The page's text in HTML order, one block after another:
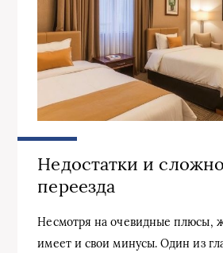
Недостатки и
переезда
Несмотря на очевидные плюсы,
имеет и свои минусы. Один из